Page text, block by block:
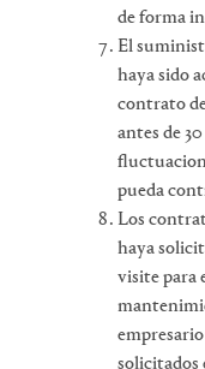
de forma
El
haya sido
contrato
antes de
pueda
Los
haya
visite para
solicitados